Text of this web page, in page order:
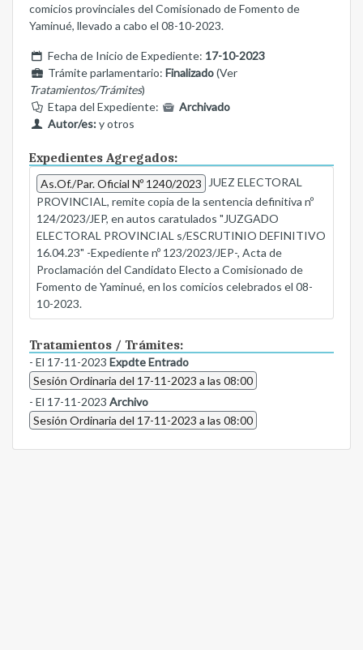
comicios provinciales del Comisionado de Fomento de
Yaminué, llevado a cabo el 08-10-2023.
Fecha de Inicio de Expediente: 17-10-2023
Trámite parlamentario: Finalizado(Ver
Tratamientos/Trámites)
Etapa del Expediente:
Archivado
Autor/es:y otros
Expedientes Agregados:
As.Of./Par. Oficial Nº 1240/2023 JUEZ ELECTORAL
PROVINCIAL, remite copia de la sentencia definitiva nº
124/2023/JEP, en autos caratulados "JUZGADO
ELECTORAL PROVINCIAL s/ESCRUTINIO DEFINITIVO
16.04.23" -Expediente nº 123/2023/JEP-, Acta de
Proclamación del Candidato Electo a Comisionado de
Fomento de Yaminué, en los comicios celebrados el 08-
10-2023.
Tratamientos / Trámites:
- El 17-11-2023 Expdte Entrado
Sesión Ordinaria del 17-11-2023 a las 08:00
- El 17-11-2023 Archivo
Sesión Ordinaria del 17-11-2023 a las 08:00